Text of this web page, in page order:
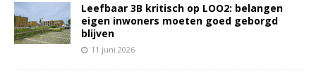
Leefbaar 3B kritisch op LOO2: belangen
eigen inwoners moeten goed geborgd
blijven
11 juni 2026